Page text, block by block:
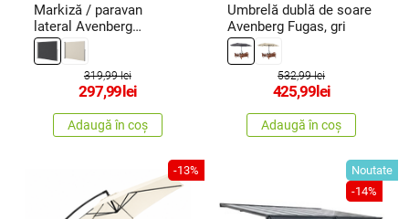
Markiză / paravan
lateral Avenberg
Roxane, griînchis
319,99 lei
297,99 lei
Adaugă în coș
Umbrelă dublă de soare
Avenberg Fugas, gri
532,99 lei
425,99 lei
Adaugă în coș
-13%
Noutate
-14%